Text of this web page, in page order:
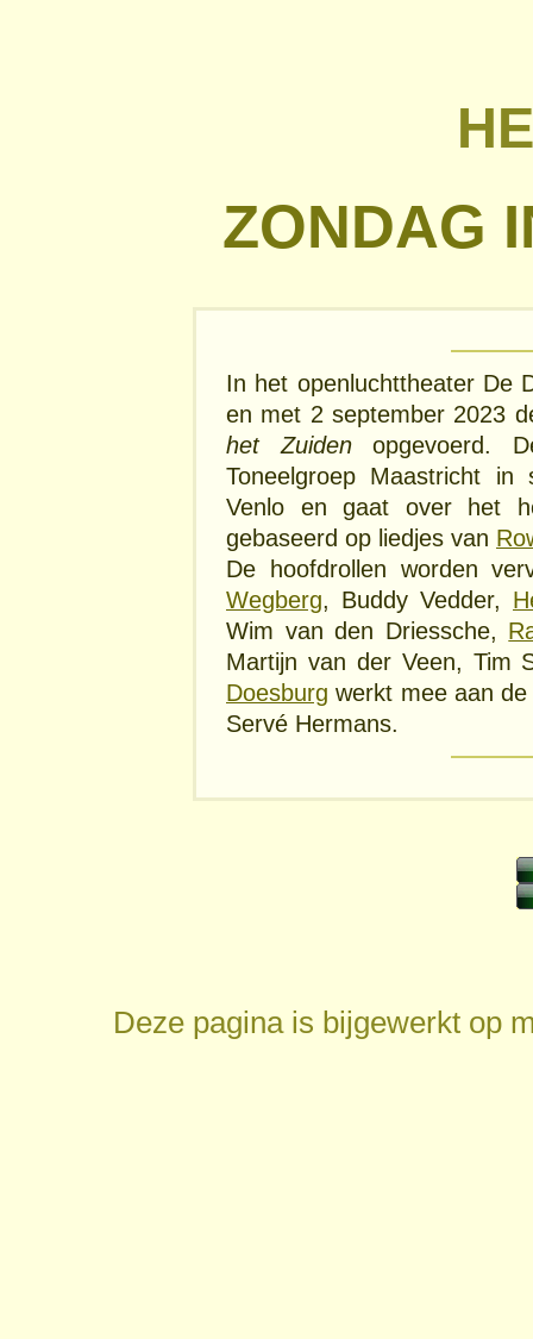
ZONDAG
In het openluchttheater De
en met 2 september 2023
het Zuidenopgevoerd.
Toneelgroep Maastricht
Venlo en gaat over het
gebaseerd op liedjes van
De hoofdrollen worden
Wegberg, Buddy Vedder,
Wim van den Driessche,
Martijn van der Veen, Tim
Doesburg werkt mee aan
Servé Hermans.
Deze pagina is bijgewerkt op